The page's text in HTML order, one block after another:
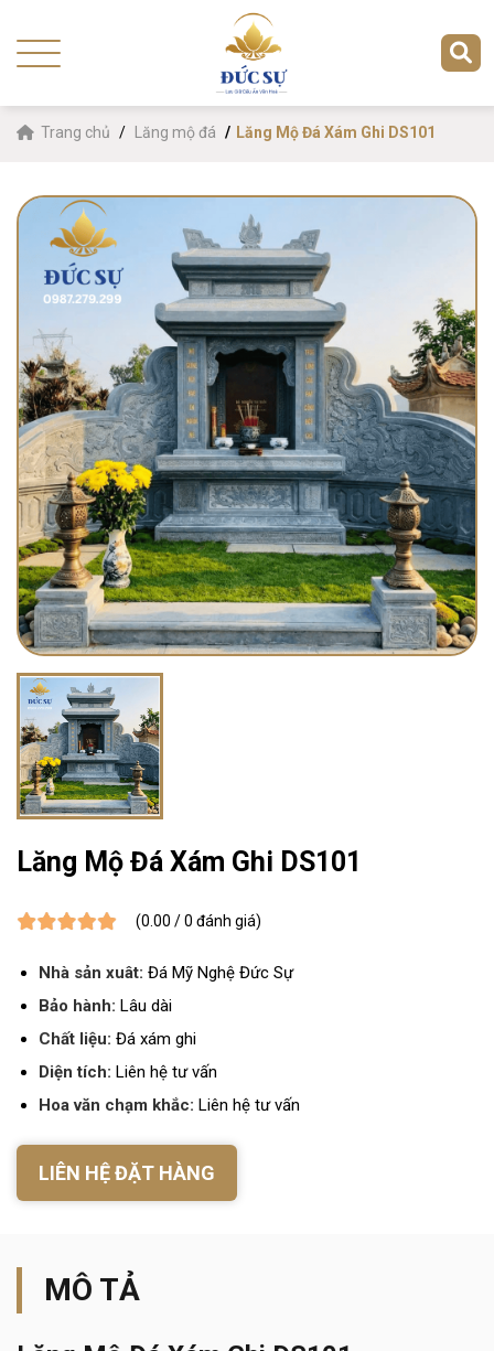
Trang chủ Lăng mộ đá Lăng Mộ Đá Xám Ghi DS101
Lăng Mộ Đá Xám Ghi DS101
(0.00 / 0 đánh giá)
Nhà sản xuât: Đá Mỹ Nghệ Đức Sự
Bảo hành: Lâu dài
Chất liệu: Đá xám ghi
Diện tích: Liên hệ tư vấn
Hoa văn chạm khắc: Liên hệ tư vấn
LIÊN HỆ ĐẶT HÀNG
MÔ TẢ